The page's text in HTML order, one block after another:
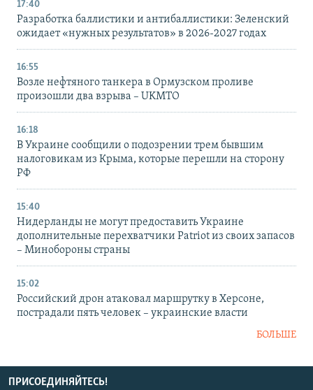
17:40
Разработка баллистики и антибаллистики: Зеленский
ожидает «нужных результатов» в 2026-2027 годах
16:55
Возле нефтяного танкера в Ормузском проливе
произошли два взрыва – UKMTO
16:18
В Украине сообщили о подозрении трем бывшим
налоговикам из Крыма, которые перешли на сторону
РФ
15:40
Нидерланды не могут предоставить Украине
дополнительные перехватчики Patriot из своих запасов
– Минобороны страны
15:02
Российский дрон атаковал маршрутку в Херсоне,
пострадали пять человек – украинские власти
БОЛЬШЕ
ПРИСОЕДИНЯЙТЕСЬ!